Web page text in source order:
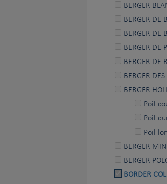
BERGER
BERGER DE
BERGER DE
BERGER DE
BERGER DE
BERGER
BERGER
Poil
Poil
Poil
BERGER
BERGER
BORDER